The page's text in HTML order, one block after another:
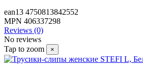
ean13 4750813842552
MPN 406337298
Reviews (0)
No reviews
Tap to zoom
×